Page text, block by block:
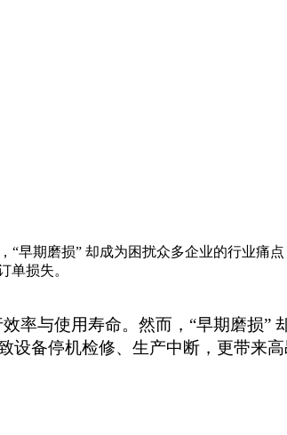
“早期磨损” 却成为困扰众多企业的行业痛
单损失。
率与使用寿命。然而，“早期磨损”
备停机检修、生产中断，更带来